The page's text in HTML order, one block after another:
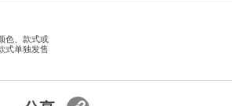
色、款式或
式单独发售